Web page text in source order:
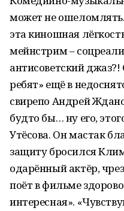
может не
эта киношная
мейнстрим –
антисоветский
ребят» ещё в
свирепо Андрей
будто бы… ну его,
Утёсова. Он мастак
защиту бросился
одарённый актёр,
поёт в фильме
интересная».